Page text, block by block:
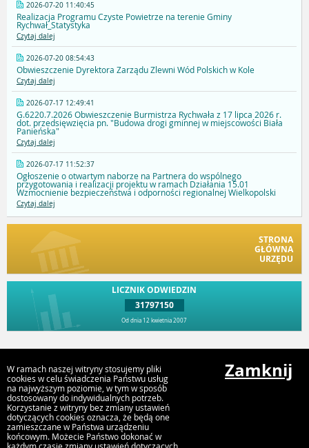
2026-07-20 11:40:45
Realizacja Programu Czyste Powietrze na terenie Gminy
Rychwał_Statystyka
Czytaj dalej
2026-07-20 08:54:43
Obwieszczenie Dyrektora Zarządu Zlewni Wód Polskich w Kole
Czytaj dalej
2026-07-17 12:49:41
G.6220.7.2026 Obwieszczenie Burmistrza Rychwała z 17 lipca 2026 r.
dot. przedsięwzięcia pn. "Budowa drogi gminnej w miejscowości Biała
Panieńska"
Czytaj dalej
2026-07-17 11:52:37
Ogłoszenie o otwartym naborze na Partnera do wspólnego
przygotowania i realizacji projektu w ramach Działania 15.01
Wzmocnienie bezpieczeństwa i odporności regionalnej Wielkopolski
Czytaj dalej
STRONA
GŁÓWNA
URZĘDU
LICZNIK ODWIEDZIN
31797150
Od dnia 12 kwietnia 2007
Urząd Gminy i Miasta Rychwał
Plac Wolności 16, 62-570 Rychwał
W ramach naszej witryny stosujemy pliki
cookies w celu świadczenia Państwu usług
na najwyższym poziomie, w tym w sposób
dostosowany do indywidualnych potrzeb.
Korzystanie z witryny bez zmiany ustawień
dotyczących cookies oznacza, że będą one
zamieszczane w Państwa urządzeniu
końcowym. Możecie Państwo dokonać w
Zamknij